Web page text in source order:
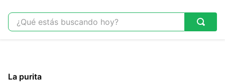
¿Qué estás buscando hoy?
2.
citrato magnesio
La purita